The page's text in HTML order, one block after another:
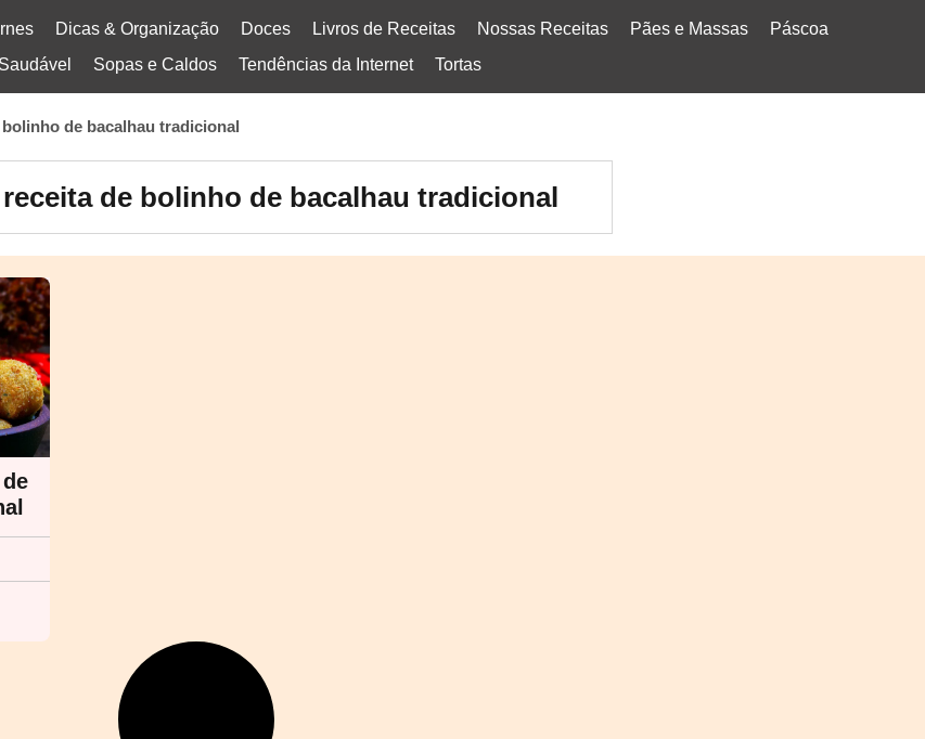
Dicas & Organização Doces Livros de Receitas Nossas Receitas Pães e Massas
Páscoa
Saudável Sopas e Caldos Tendências da Internet Tortas
de bacalhau tradicional
de bolinho de bacalhau tradicional